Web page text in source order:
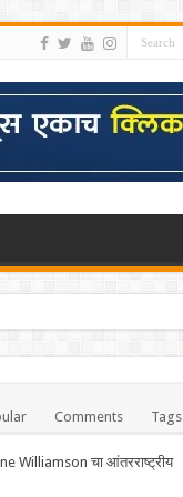
Comments Tags
Williamson चा आंतरराष्ट्रीय